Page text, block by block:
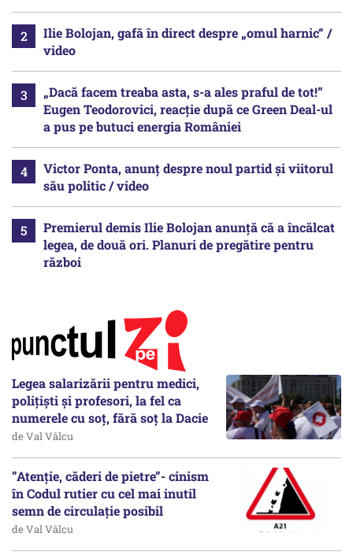
Ilie Bolojan, gafă în direct despre „omul harnic“ /
video
„Dacă facem treaba asta, s-a ales praful de tot!”
Eugen Teodorovici, reacție după ce Green Deal-ul
a pus pe butuci energia României
Victor Ponta, anunț despre noul partid și viitorul
său politic / video
Premierul demis Ilie Bolojan anunță că a încălcat
legea, de două ori. Planuri de pregătire pentru
război
Legea salarizării pentru medici,
polițiști și profesori, la fel ca
numerele cu soț, fără soț la Dacie
de Val Vâlcu
”Atenție, căderi de pietre”- cinism
în Codul rutier cu cel mai inutil
semn de circulație posibil
de Val Vâlcu